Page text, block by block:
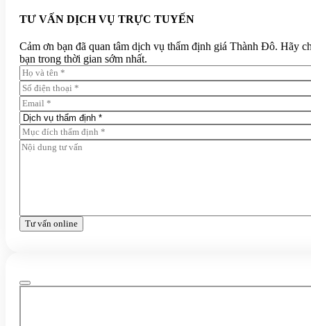
TƯ VẤN DỊCH VỤ TRỰC TUYẾN
Cảm ơn bạn đã quan tâm dịch vụ thẩm định giá Thành Đô. Hãy
bạn trong thời gian sớm nhất.
Tư vấn online